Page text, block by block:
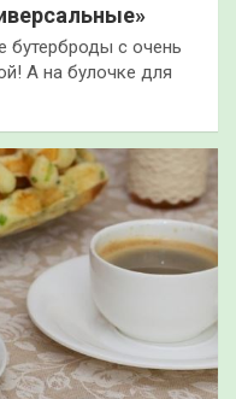
бутерброды с очень
А на булочке для